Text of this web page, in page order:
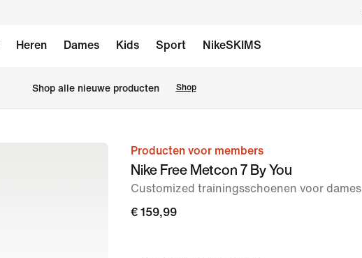
Heren Dames Kids Sport NikeSKIMS
Shop alle nieuwe producten Shop
afbeelding
Producten voor members
Nike Free Metcon 7 By You
Customized trainingsschoenen voor dames
€ 159,99